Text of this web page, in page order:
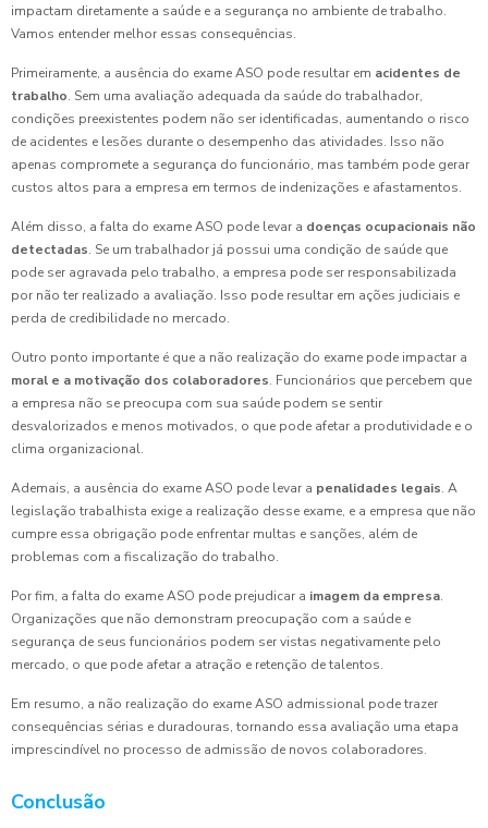
impactam diretamente a saúde e a segurança no ambiente de trabalho.
Vamos entender melhor essas consequências.
Primeiramente, a ausência do exame ASO pode resultar em acidentes de
trabalho. Sem uma avaliação adequada da saúde do trabalhador,
condições preexistentes podem não ser identificadas, aumentando o risco
de acidentes e lesões durante o desempenho das atividades. Isso não
apenas compromete a segurança do funcionário, mas também pode gerar
custos altos para a empresa em termos de indenizações e afastamentos.
Além disso, a falta do exame ASO pode levar a doenças ocupacionais não
detectadas. Se um trabalhador já possui uma condição de saúde que
pode ser agravada pelo trabalho, a empresa pode ser responsabilizada
por não ter realizado a avaliação. Isso pode resultar em ações judiciais e
perda de credibilidade no mercado.
Outro ponto importante é que a não realização do exame pode impactar a
moral e a motivação dos colaboradores. Funcionários que percebem que
a empresa não se preocupa com sua saúde podem se sentir
desvalorizados e menos motivados, o que pode afetar a produtividade e o
clima organizacional.
Ademais, a ausência do exame ASO pode levar a penalidades legais. A
legislação trabalhista exige a realização desse exame, e a empresa que não
cumpre essa obrigação pode enfrentar multas e sanções, além de
problemas com a fiscalização do trabalho.
Por fim, a falta do exame ASO pode prejudicar a imagem da empresa.
Organizações que não demonstram preocupação com a saúde e
segurança de seus funcionários podem ser vistas negativamente pelo
mercado, o que pode afetar a atração e retenção de talentos.
Em resumo, a não realização do exame ASO admissional pode trazer
consequências sérias e duradouras, tornando essa avaliação uma etapa
imprescindível no processo de admissão de novos colaboradores.
Conclusão